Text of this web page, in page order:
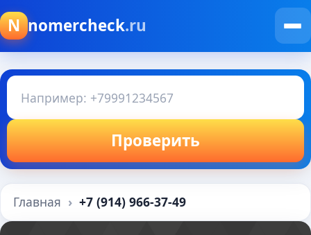
N nomercheck.ru
Проверить
Главная +7 (914) 966-37-49